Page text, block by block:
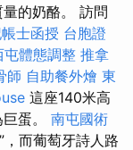
的奶酪。 訪問
士函授 台胞證
屯體態調整 推拿
師 自助餐外燴 東
這座140米高
蛋。 南屯國術
，而葡萄牙詩人路